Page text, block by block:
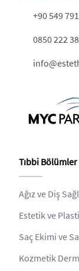
+90 549
0850 222
Tıbbi Bölümler
Ağız ve Diş
Estetik ve
Saç Ekimi ve
Kozmetik